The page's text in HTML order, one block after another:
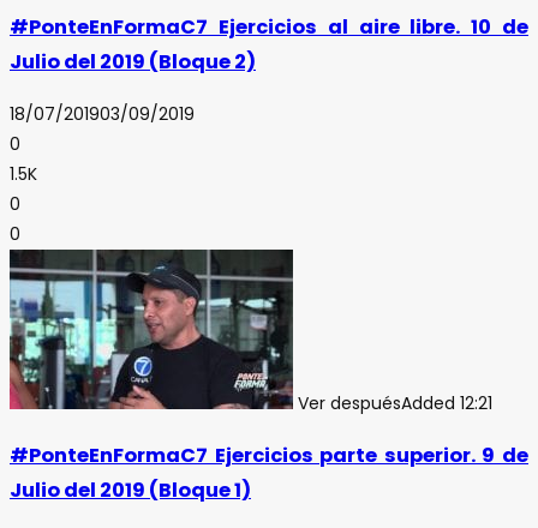
#PonteEnFormaC7 Ejercicios al aire libre. 10 de
Julio del 2019 (Bloque 2)
18/07/201903/09/2019
0
1.5K
0
0
Ver despuésAdded 12:21
#PonteEnFormaC7 Ejercicios parte superior. 9 de
Julio del 2019 (Bloque 1)